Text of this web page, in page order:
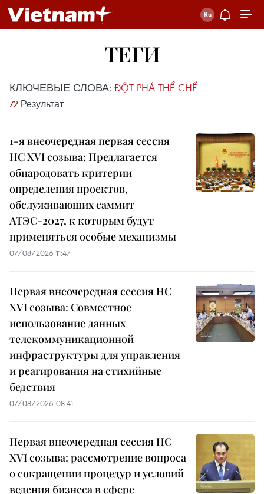
ТЕГИ
КЛЮЧЕВЫЕ СЛОВА: ĐỘT PHÁ THỂ CHẾ
72 Результат
1-я внеочередная первая сессия
НС XVI созыва: Предлагается
обнародовать критерии
определения проектов,
обслуживающих саммит
АТЭС-2027, к которым будут
применяться особые механизмы
07/08/2026 11:47
Первая внеочередная сессия НС
XVI созыва: Совместное
использование данных
телекоммуникационной
инфраструктуры для управления
и реагирования на стихийные
бедствия
07/08/2026 08:41
Первая внеочередная сессия НС
XVI созыва: рассмотрение вопроса
о сокращении процедур и условий
ведения бизнеса в сфере